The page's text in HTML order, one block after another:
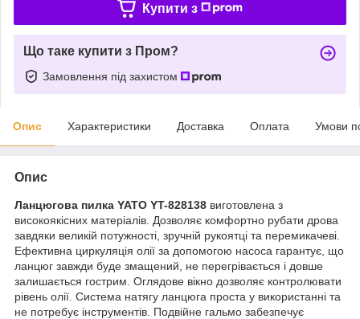
Купити з
Що таке купити з Пром?
Замовлення під захистом
Опис Характеристики Доставка Оплата Умови
Опис
Ланцюгова пилка YATO YT-828138 виготовлена з
високоякісних матеріалів. Дозволяє комфортно рубати дрова
завдяки великій потужності, зручній рукоятці та перемикачеві.
Ефективна циркуляція олії за допомогою насоса гарантує, що
ланцюг завжди буде змащений, не перегрівається і довше
залишається гострим. Оглядове вікно дозволяє контролювати
рівень олії. Система натягу ланцюга проста у використанні та
не потребує інструментів. Подвійне гальмо забезпечує